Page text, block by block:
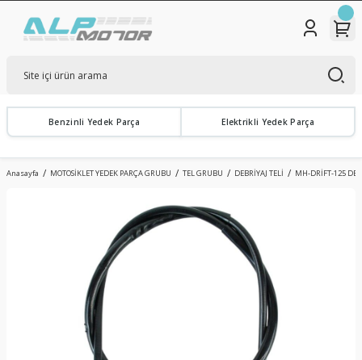
Benzinli Yedek Parça Elektrikli Yedek Parça
Anasayfa MOTOSİKLET YEDEK PARÇA GRUBU TEL GRUBU DEBRİYAJ TELİ MH-DRİFT-125